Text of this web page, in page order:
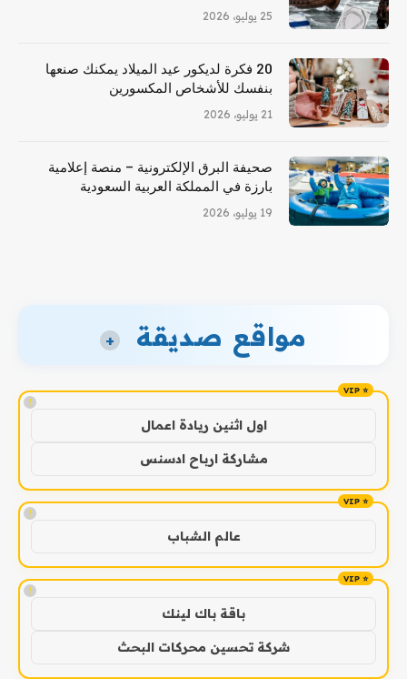
25 يوليو، 2026
20 فكرة لديكور عيد الميلاد يمكنك صنعها
بنفسك للأشخاص المكسورين
21 يوليو، 2026
صحيفة البرق الإلكترونية – منصة إعلامية
بارزة في المملكة العربية السعودية
19 يوليو، 2026
مواقع صديقة +
!
اول اثنين ريادة اعمال
مشاركة ارباح ادسنس
!
عالم الشباب
!
باقة باك لينك
شركة تحسين محركات البحث